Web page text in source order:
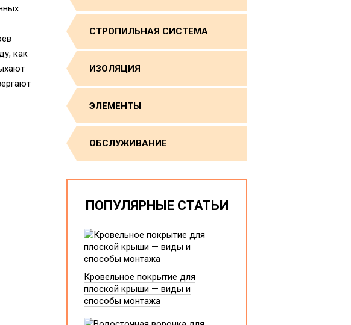
как
СТРОПИЛЬНАЯ СИСТЕМА
ИЗОЛЯЦИЯ
ЭЛЕМЕНТЫ
ОБСЛУЖИВАНИЕ
ПОПУЛЯРНЫЕ СТАТЬИ
Кровельное покрытие для
плоской крыши — виды и
способы монтажа